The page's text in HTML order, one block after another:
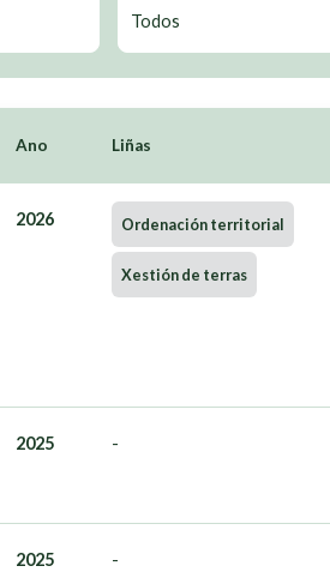
Ano Liñas
2026 Ordenación territorial
Xestión de terras
2025 -
2025 -